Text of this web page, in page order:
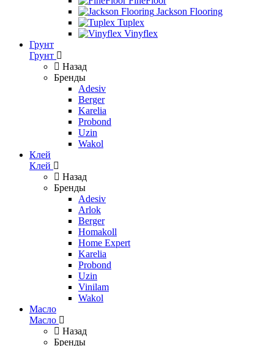
Jackson Flooring
Tuplex
Vinyflex
Грунт
Грунт
Назад
Бренды
Adesiv
Berger
Karelia
Probond
Uzin
Wakol
Клей
Клей
Назад
Бренды
Adesiv
Arlok
Berger
Homakoll
Home Expert
Karelia
Probond
Uzin
Vinilam
Wakol
Масло
Масло
Назад
Бренды